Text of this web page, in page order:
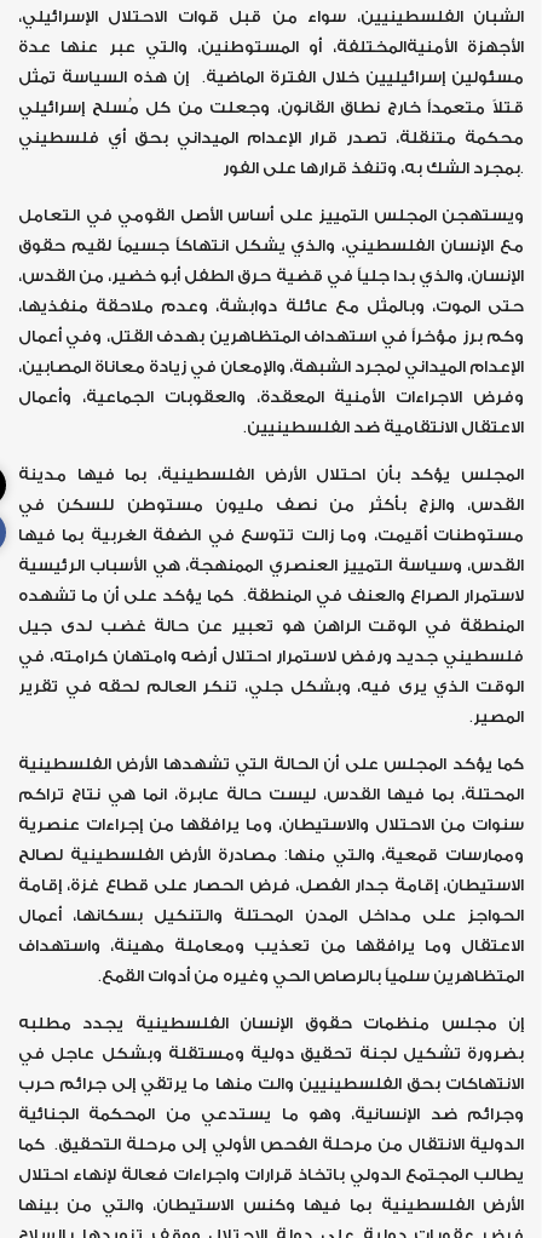
الشبان الفلسطينيين، سواء من قبل قوات الاحتلال الإسرائيلي،
الأجهزة الأمنيةالمختلفة، أو المستوطنين، والتي عبر عنها عدة
مسئولين إسرائيليين خلال الفترة الماضية. إن هذه السياسة تمثل
قتلاً متعمداً خارج نطاق القانون، وجعلت من كل مُسلح إسرائيلي
محكمة متنقلة، تصدر قرار الإعدام الميداني بحق أي فلسطيني
بمجرد الشك به، وتنفذ قرارها على الفور.
ويستهجن المجلس التمييز على أساس الأصل القومي في التعامل
مع الإنسان الفلسطيني، والذي يشكل انتهاكاً جسيماً لقيم حقوق
الإنسان، والذي بدا جلياً في قضية حرق الطفل أبو خضير، من القدس،
حتى الموت، وبالمثل مع عائلة دوابشة، وعدم ملاحقة منفذيها،
وكم برز مؤخراً في استهداف المتظاهرين بهدف القتل، وفي أعمال
الإعدام الميداني لمجرد الشبهة، والإمعان في زيادة معاناة المصابين،
وفرض الاجراءات الأمنية المعقدة، والعقوبات الجماعية، وأعمال
الاعتقال الانتقامية ضد الفلسطينيين.
المجلس يؤكد بأن احتلال الأرض الفلسطينية، بما فيها مدينة
القدس، والزج بأكثر من نصف مليون مستوطن للسكن في
مستوطنات أقيمت، وما زالت تتوسع في الضفة الغربية بما فيها
القدس، وسياسة التمييز العنصري الممنهجة، هي الأسباب الرئيسية
لاستمرار الصراع والعنف في المنطقة. كما يؤكد على أن ما تشهده
المنطقة في الوقت الراهن هو تعبير عن حالة غضب لدى جيل
فلسطيني جديد ورفض لاستمرار احتلال أرضه وامتهان كرامته، في
الوقت الذي يرى فيه، وبشكل جلي، تنكر العالم لحقه في تقرير
المصير.
كما يؤكد المجلس على أن الحالة التي تشهدها الأرض الفلسطينية
المحتلة، بما فيها القدس، ليست حالة عابرة، انما هي نتاج تراكم
سنوات من الاحتلال والاستيطان، وما يرافقها من إجراءات عنصرية
وممارسات قمعية، والتي منها: مصادرة الأرض الفلسطينية لصالح
الاستيطان، إقامة جدار الفصل، فرض الحصار على قطاع غزة، إقامة
الحواجز على مداخل المدن المحتلة والتنكيل بسكانها، أعمال
الاعتقال وما يرافقها من تعذيب ومعاملة مهينة، واستهداف
المتظاهرين سلمياً بالرصاص الحي وغيره من أدوات القمع.
إن مجلس منظمات حقوق الإنسان الفلسطينية يجدد مطلبه
بضرورة تشكيل لجنة تحقيق دولية ومستقلة وبشكل عاجل في
الانتهاكات بحق الفلسطينيين والت منها ما يرتقي إلى جرائم حرب
وجرائم ضد الإنسانية، وهو ما يستدعي من المحكمة الجنائية
الدولية الانتقال من مرحلة الفحص الأولي إلى مرحلة التحقيق. كما
يطالب المجتمع الدولي باتخاذ قرارات واجراءات فعالة لإنهاء احتلال
الأرض الفلسطينية بما فيها وكنس الاستيطان، والتي من بينها